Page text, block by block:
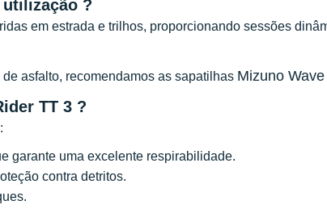
utilização ?
em estrada e trilhos, proporcionando sessões
asfalto, recomendamos as sapatilhas Mizuno
TT 3 ?
garante uma excelente respirabilidade.
contra detritos.